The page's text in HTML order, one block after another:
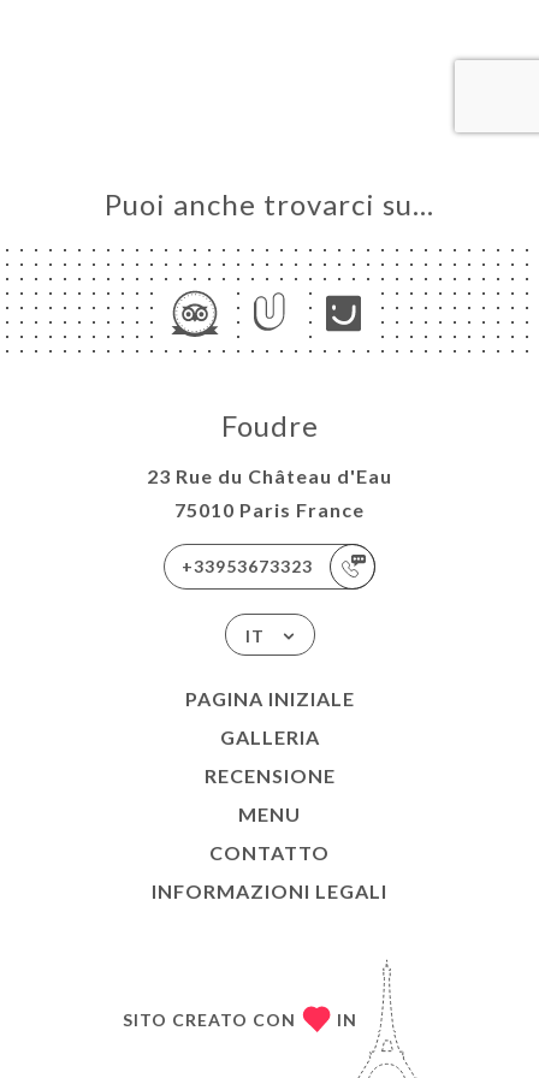
Puoi anche trovarci su…
Foudre
23 Rue du Château d'Eau
75010 Paris France
+33953673323
IT
PAGINA INIZIALE
GALLERIA
RECENSIONE
MENU
CONTATTO
INFORMAZIONI LEGALI
SITO CREATO CON IN